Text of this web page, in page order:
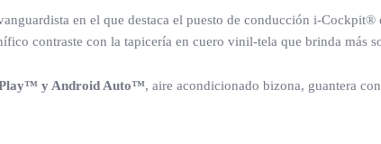
en el que destaca el puesto de conducción i-Cockpit®
contraste con la tapicería en cuero vinil-tela que brinda más
y Android Auto™, aire acondicionado bizona, guantera